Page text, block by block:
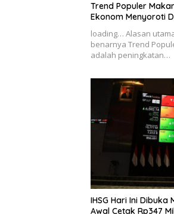
Trend Populer
Ekonom Menyoroti
loading… Alasan
benarnya Trend
adalah peningkatan…
IHSG Hari Ini Dibuka
Awal Cetak Rp347